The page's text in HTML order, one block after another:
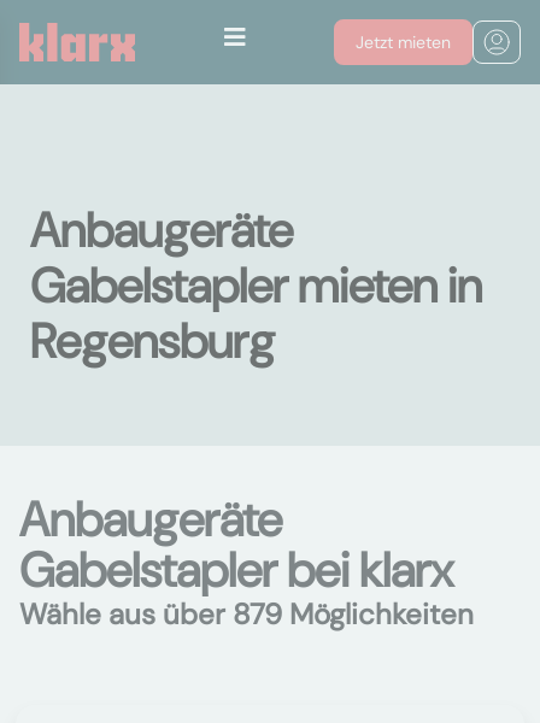
Jetzt mieten
Anbaugeräte
Gabelstapler mieten in
Regensburg
Anbaugeräte
Gabelstapler bei klarx
Wähle aus über 879 Möglichkeiten